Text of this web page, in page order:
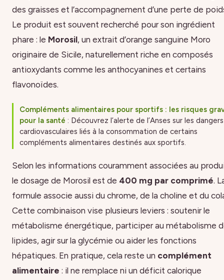
des graisses et l’accompagnement d’une perte de
Le produit est souvent recherché pour son ingrédient
phare : le Morosil, un extrait d’orange sanguine Moro
originaire de Sicile, naturellement riche en composés
antioxydants comme les anthocyanines et certains
flavonoïdes.
Compléments alimentaires pour sportifs : les risques
pour la santé : Découvrez l’alerte de l’Anses sur les dangers
cardiovasculaires liés à la consommation de certains
compléments alimentaires destinés aux sportifs.
Selon les informations couramment associées au
le dosage de Morosil est de 400 mg par comprimé.
formule associe aussi du chrome, de la choline et du
Cette combinaison vise plusieurs leviers : soutenir le
métabolisme énergétique, participer au métabolisme
lipides, agir sur la glycémie ou aider les fonctions
hépatiques. En pratique, cela reste un complément
alimentaire : il ne remplace ni un déficit calorique